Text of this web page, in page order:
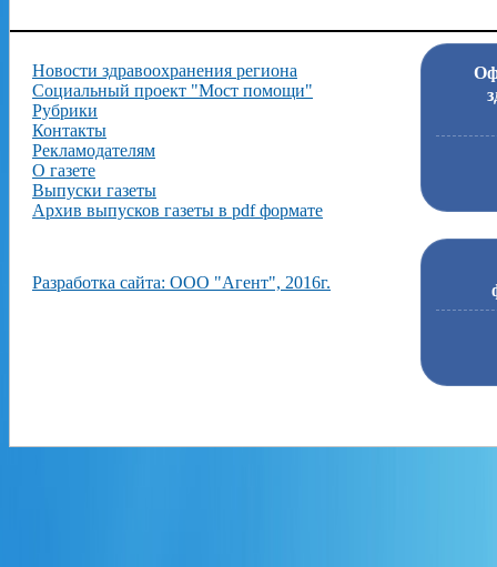
Новости здравоохранения региона
Социальный проект "Мост помощи"
Рубрики
Контакты
Рекламодателям
О газете
Выпуски газеты
Архив выпусков газеты в pdf формате
Разработка сайта: ООО "Агент", 2016г.